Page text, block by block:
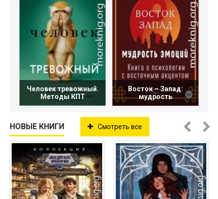
Человек тревожный.
Методы КПТ
Восток – Запад:
мудрость
НОВЫЕ КНИГИ Смотреть все